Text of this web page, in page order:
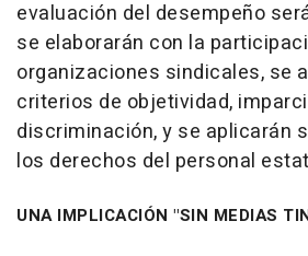
evaluación del desempeño
se elaborarán con la
organizaciones sindicales, se
criterios de objetividad,
discriminación, y se aplicarán
los derechos del personal
UNA IMPLICACIÓN "SIN MEDIAS